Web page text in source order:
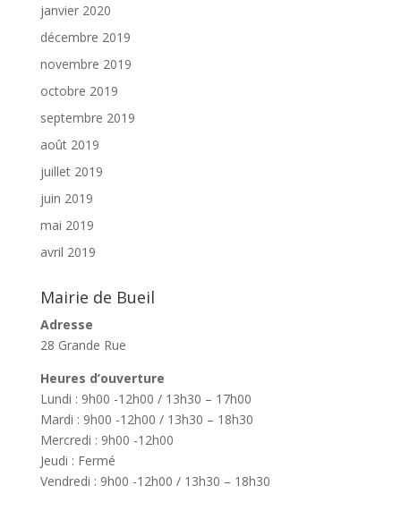
janvier 2020
décembre 2019
novembre 2019
octobre 2019
septembre 2019
août 2019
juillet 2019
juin 2019
mai 2019
avril 2019
Mairie de Bueil
Adresse
28 Grande Rue
Heures d’ouverture
Lundi : 9h00 -12h00 / 13h30 – 17h00
Mardi : 9h00 -12h00 / 13h30 – 18h30
Mercredi : 9h00 -12h00
Jeudi : Fermé
Vendredi : 9h00 -12h00 / 13h30 – 18h30